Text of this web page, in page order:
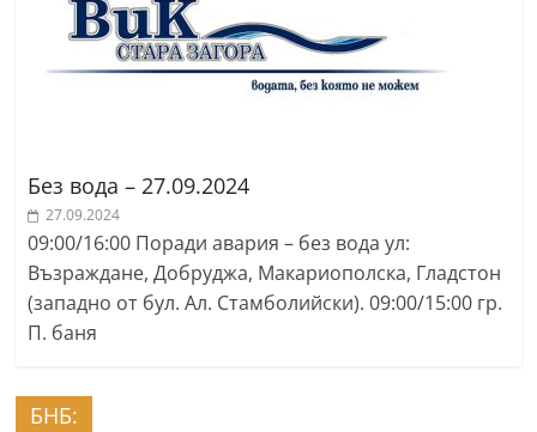
Без вода – 27.09.2024
27.09.2024
09:00/16:00 Поради авария – без вода ул:
Възраждане, Добруджа, Макариополска, Гладстон
(западно от бул. Ал. Стамболийски). 09:00/15:00 гр.
П. баня
БНБ: